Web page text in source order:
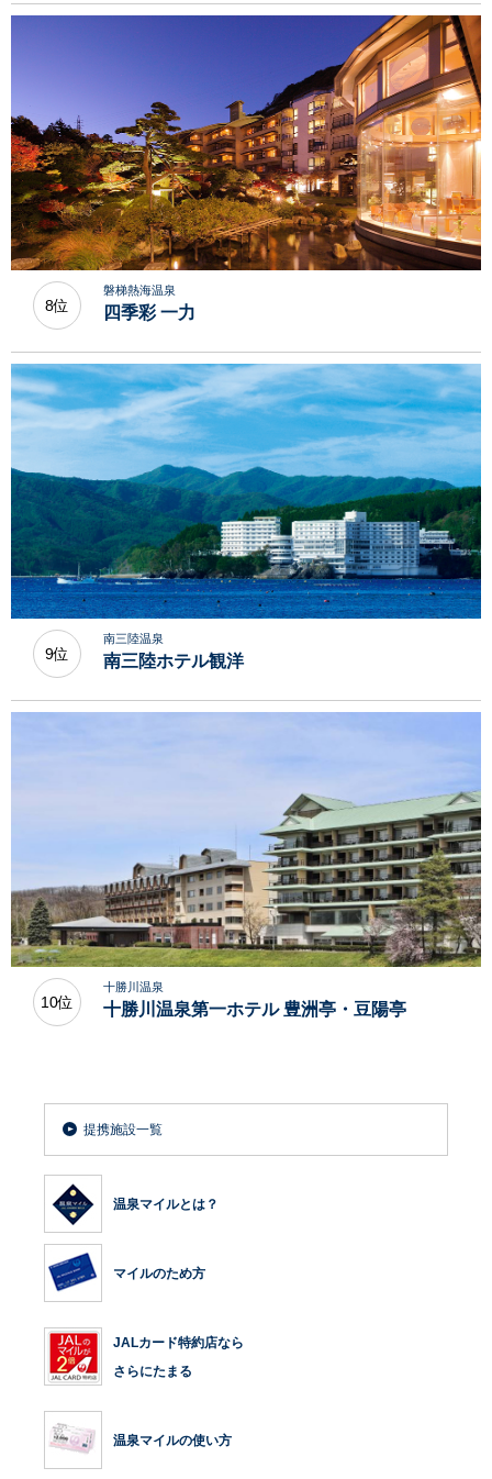
8位
磐梯熱海温泉
四季彩 一力
9位
南三陸温泉
南三陸ホテル観洋
10位
十勝川温泉
十勝川温泉第一ホテル 豊洲亭・豆陽亭
提携施設一覧
温泉マイルとは？
マイルのため方
JALカード特約店なら
さらにたまる
温泉マイルの使い方